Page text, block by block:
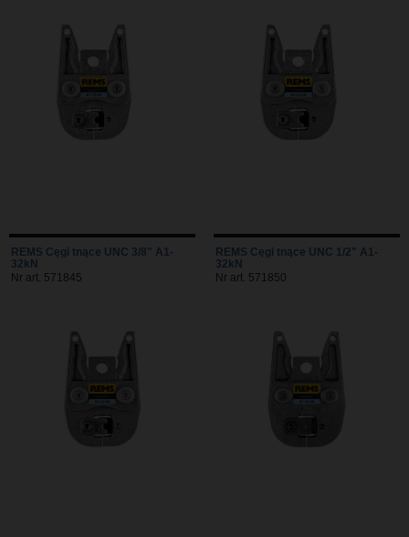
REMS Cęgi tnące UNC 3/8" A1-
32kN
Nr art. 571845
REMS Cęgi tnące UNC 1/2" A1-
32kN
Nr art. 571850